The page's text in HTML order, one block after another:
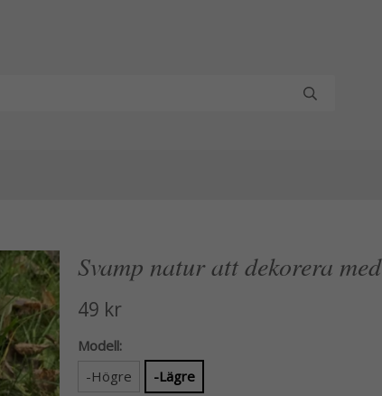
Svamp natur att dekorera med
49 kr
Modell:
-Högre
-Lägre